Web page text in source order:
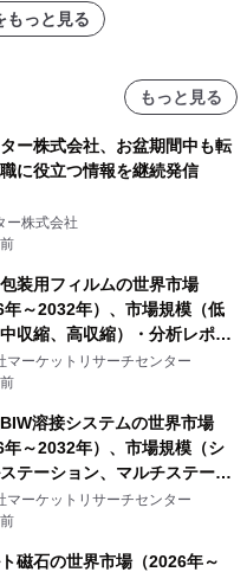
もっと見る
もっと見る
ー株式会社、お盆期間中も転
に役立つ情報を継続発信
ー株式会社
装用フィルムの世界市場
年～2032年）、市場規模（低
収縮、高収縮）・分析レポー
マーケットリサーチセンター
溶接システムの世界市場
年～2032年）、市場規模（シ
テーション、マルチステーシ
分析レポートを発表
マーケットリサーチセンター
磁石の世界市場（2026年～